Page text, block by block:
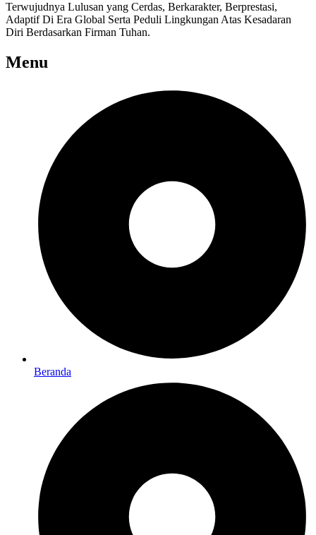
Terwujudnya Lulusan yang Cerdas, Berkarakter, Berprestasi,
Adaptif Di Era Global Serta Peduli Lingkungan Atas Kesadaran
Diri Berdasarkan Firman Tuhan.
Menu
Beranda